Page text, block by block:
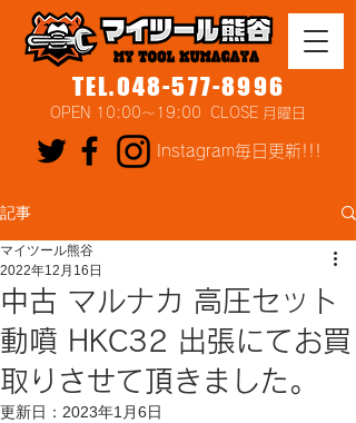
TEL.048-577-8996
OPEN 10:00～19:00 CLOSE 月曜日
Instagram毎日更新!!!
記事
中古 マルナカ 高圧セット
動噴 HKC32 出張にてお買
取りさせて頂きました。
マイツール熊谷
2022年12月16日
更新日： 2023年1月6日